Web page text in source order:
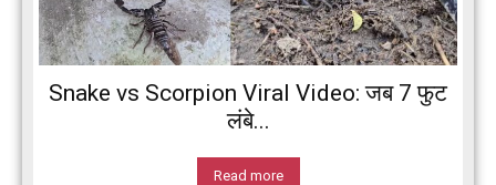
Snake vs Scorpion Viral Video: जब 7 फुट
लंबे...
Read more